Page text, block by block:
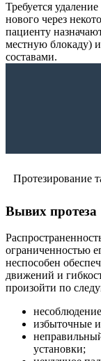
Требуется
нового через
пациенту
местную блокаду)
составами.
Протезирование
Вывих протеза
ограниченностью
неспособен
движений и
произойти по
избыточные
установки;